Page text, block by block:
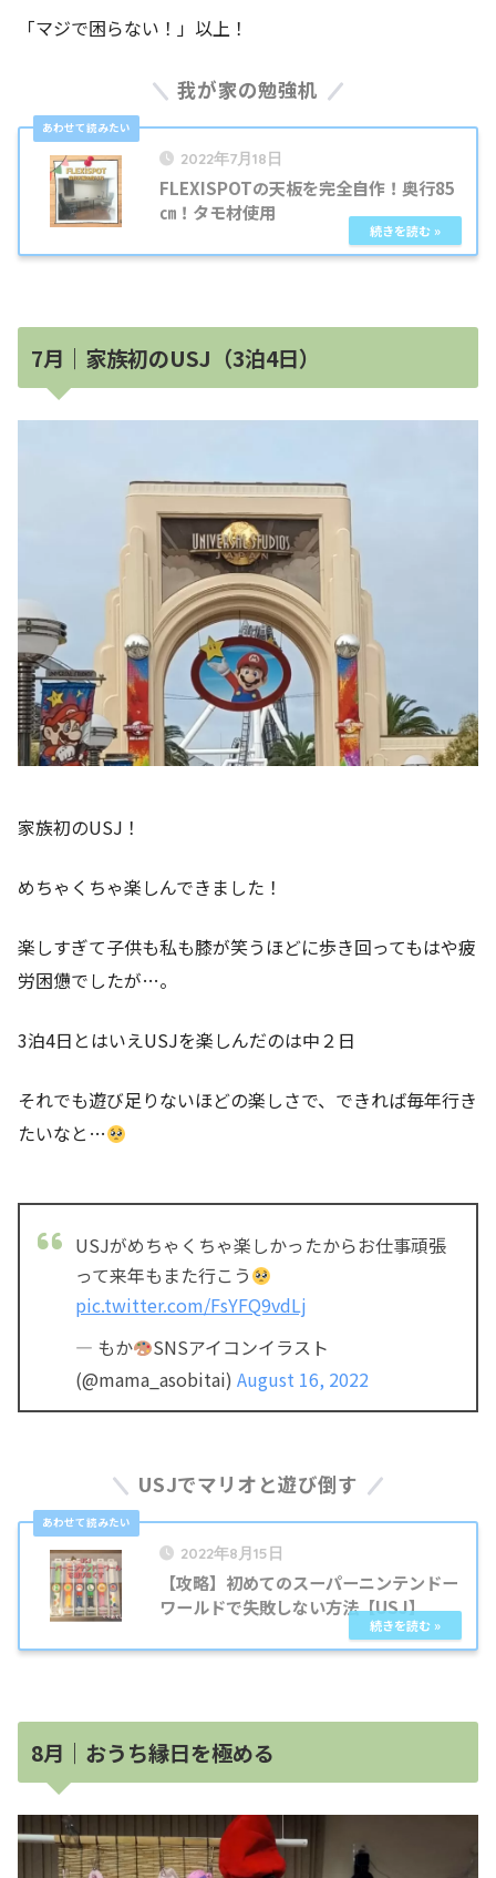
「マジで困らない！」以上！
我が家の勉強机
2022年7月18日
FLEXISPOTの天板を完全自作！奥行85
㎝！タモ材使用
7月｜家族初のUSJ（3泊4日）
家族初のUSJ！
めちゃくちゃ楽しんできました！
楽しすぎて子供も私も膝が笑うほどに歩き回ってもはや疲
労困憊でしたが…。
3泊4日とはいえUSJを楽しんだのは中２日
それでも遊び足りないほどの楽しさで、できれば毎年行き
たいなと…
USJがめちゃくちゃ楽しかったからお仕事頑張
って来年もまた行こう
pic.twitter.com/FsYFQ9vdLj
— もか
SNSアイコンイラスト
(@mama_asobitai) August 16, 2022
USJでマリオと遊び倒す
2022年8月15日
【攻略】初めてのスーパーニンテンドー
ワールドで失敗しない方法【USJ】
8月｜おうち縁日を極める